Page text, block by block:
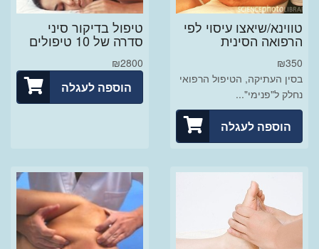
טווינא/שיאצו עיסוי לפי
הרפואה הסינית
₪350
בסין העתיקה, הטיפול הרפואי
נחלק ל"פנימי"...
הוספה לעגלה
טיפול בדיקור סיני
סדרה של 10 טיפולים
₪2800
הוספה לעגלה